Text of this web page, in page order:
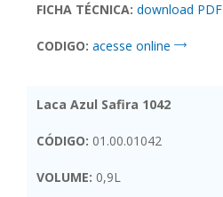
FICHA TÉCNICA: download PDF
CODIGO: acesse online
Laca Azul Safira 1042
CÓDIGO: 01.00.01042
VOLUME: 0,9L